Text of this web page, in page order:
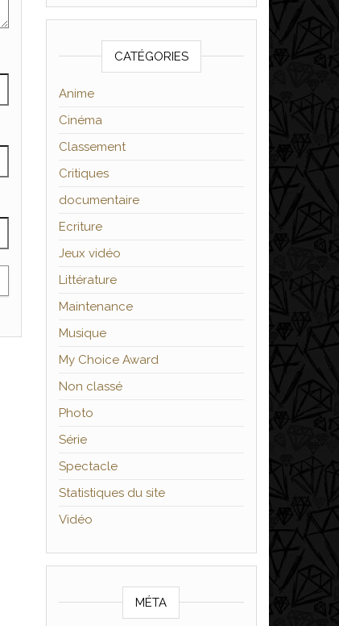
CATÉGORIES
Anime
Cinéma
Classement
Critiques
documentaire
Ecriture
Jeux vidéo
Littérature
Maintenance
Musique
My Choice Award
Non classé
Photo
Série
Spectacle
Statistiques du site
Vidéo
MÉTA